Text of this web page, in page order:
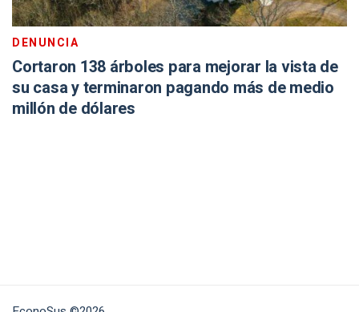
DENUNCIA
Cortaron 138 árboles para mejorar la vista de
su casa y terminaron pagando más de medio
millón de dólares